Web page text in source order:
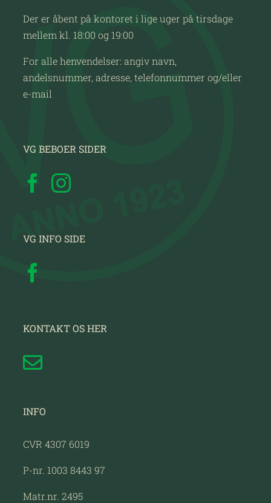
Der er åbent på kontoret i lige uger på tirsdage
mellem kl. 18:00 og 19:00
For alle henvendelser: angiv navn,
andelsnummer, adresse, telefonnummer og/eller
e-mail
VG BEBOER SIDER
VG INFO SIDE
KONTAKT OS HER
INFO
CVR 4307 6019
P-nr. 1003 8443 97
Matr.nr. 2495